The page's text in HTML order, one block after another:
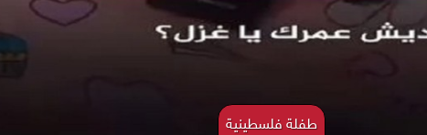
طفلة فلسطينية